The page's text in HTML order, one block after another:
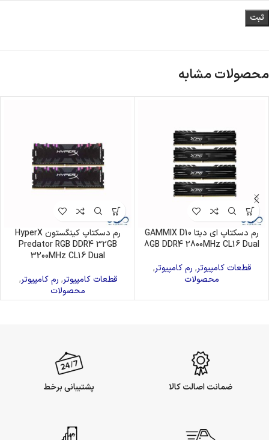
محصولات مشابه
رم دسکتاپ ای دیتا GAMMIX D10
8GB DDR4 2800MHz CL16 Dual
قطعات کامپیوتر, رم کامپیوتر,
محصولات
رم دسکتاپ کینگستون HyperX
Predator RGB DDR4 32GB
3200MHz CL16 Dual
قطعات کامپیوتر, رم کامپیوتر,
محصولات
ضمانت اصالت کالا پشتیبانی برخط